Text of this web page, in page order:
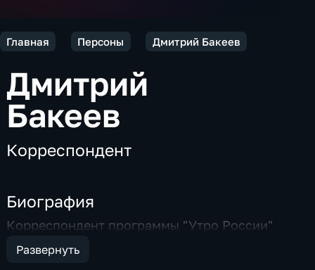
Главная Персоны Дмитрий Бакеев
Дмитрий
Бакеев
Корреспондент
Биография
Корреспондент программы "Утро России"
Развернуть